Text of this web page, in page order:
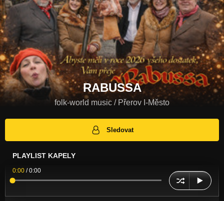
RABUSSA
folk-world music / Přerov I-Město
Sledovat
PLAYLIST KAPELY
0:00 /0:00